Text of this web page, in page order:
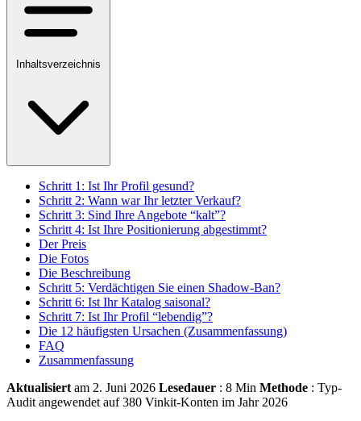
Inhaltsverzeichnis
Schritt 1: Ist Ihr Profil gesund?
Schritt 2: Wann war Ihr letzter Verkauf?
Schritt 3: Sind Ihre Angebote “kalt”?
Schritt 4: Ist Ihre Positionierung abgestimmt?
Der Preis
Die Fotos
Die Beschreibung
Schritt 5: Verdächtigen Sie einen Shadow-Ban?
Schritt 6: Ist Ihr Katalog saisonal?
Schritt 7: Ist Ihr Profil “lebendig”?
Die 12 häufigsten Ursachen (Zusammenfassung)
FAQ
Zusammenfassung
Aktualisiert am 2. Juni 2026 Lesedauer : 8 Min Methode : Typ-
Audit angewendet auf 380 Vinkit-Konten im Jahr 2026